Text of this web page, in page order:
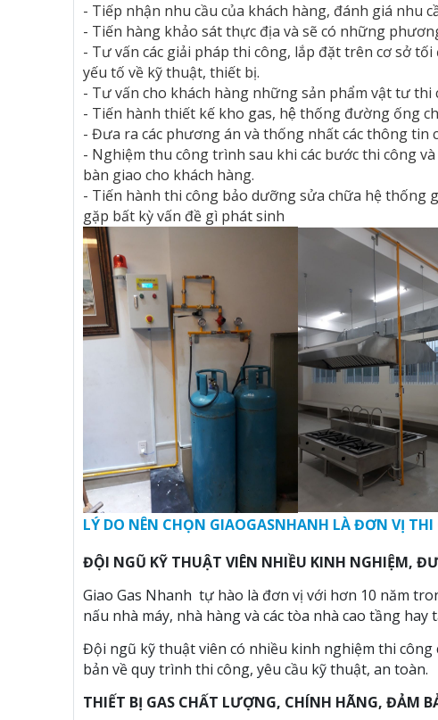
- Tiếp nhận nhu cầu của khách hàng, đánh giá nhu
- Tiến hàng khảo sát thực địa và sẽ có những
- Tư vấn các giải pháp thi công, lắp đặt trên cơ sở
yếu tố về kỹ thuật, thiết bị.
- Tư vấn cho khách hàng những sản phẩm vật tư
- Tiến hành thiết kế kho gas, hệ thống đường ống
- Đưa ra các phương án và thống nhất các thông
- Nghiệm thu công trình sau khi các bước thi công
bàn giao cho khách hàng.
- Tiến hành thi công bảo dưỡng sửa chữa hệ
gặp bất kỳ vấn đề gì phát sinh
LÝ DO NÊN CHỌN GIAOGASNHANH LÀ ĐƠN VỊ
ĐỘI NGŨ KỸ THUẬT VIÊN NHIỀU KINH NGHIỆM,
Giao Gas Nhanh tự hào là đơn vị với hơn 10 năm
nấu nhà máy, nhà hàng và các tòa nhà cao tầng hay
Đội ngũ kỹ thuật viên có nhiều kinh nghiệm thi
bản về quy trình thi công, yêu cầu kỹ thuật, an toàn.
THIẾT BỊ GAS CHẤT LƯỢNG, CHÍNH HÃNG, ĐẢM